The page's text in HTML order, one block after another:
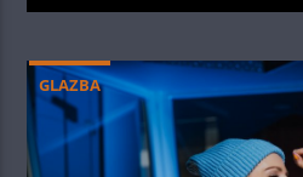
GLAZBA